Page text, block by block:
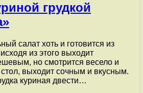
грудкой
салат хоть и готовится из
из этого выходит
но смотрится весело и
выходит сочным и вкусным.
куриная двести…